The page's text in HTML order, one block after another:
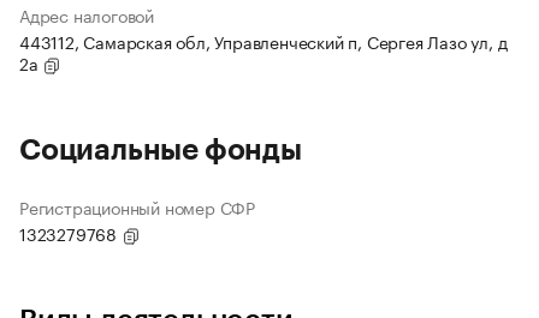
Адрес налоговой
443112, Самарская обл, Управленческий п, Сергея Лазо ул, д
2а
Социальные фонды
Регистрационный номер СФР
1323279768